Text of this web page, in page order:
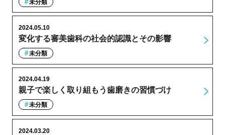
未分類
変化する審美歯科の社会的認識とその影響
2024.05.10
未分類
親子で楽しく取り組もう歯磨きの習慣づけ
2024.04.19
未分類
2024.03.20